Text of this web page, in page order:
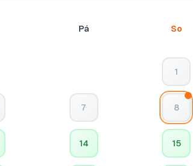
Pá So
1
7 8
14 15